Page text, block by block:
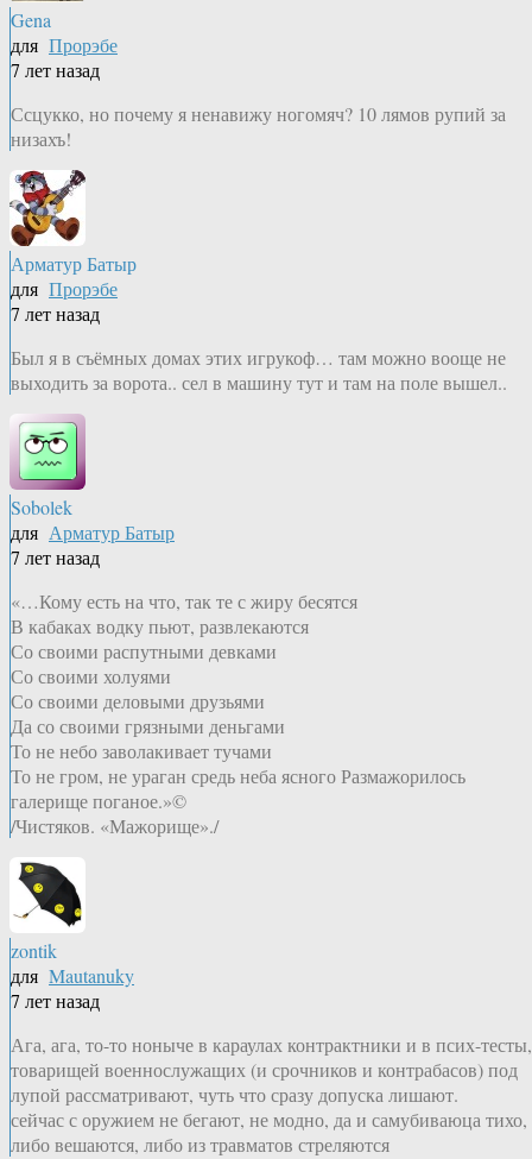
Gena
для Прорэбе
7 лет назад
Ссцукко, но почему я ненавижу ногомяч? 10 лямов рупий за
низахъ!
Арматур Батыр
для Прорэбе
7 лет назад
Был я в съёмных домах этих игрукоф… там можно вооще не
выходить за ворота.. сел в машину тут и там на поле вышел..
Sobolek
для Арматур Батыр
7 лет назад
«…Кому есть на что, так те с жиру бесятся
В кабаках водку пьют, развлекаются
Со своими распутными девками
Со своими холуями
Со своими деловыми друзьями
Да со своими грязными деньгами
То не небо заволакивает тучами
То не гром, не ураган средь неба ясного Размажорилось
галерище поганое.»©
/Чистяков. «Мажорище»./
zontik
для Mautanuky
7 лет назад
Ага, ага, то-то ноныче в караулах контрактники и в псих-тесты,
товарищей военнослужащих (и срочников и контрабасов) под
лупой рассматривают, чуть что сразу допуска лишают.
сейчас с оружием не бегают, не модно, да и самубиваюца тихо,
либо вешаются, либо из травматов стреляются